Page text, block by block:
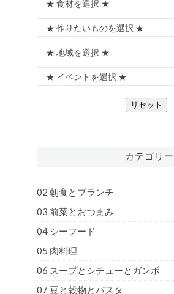
リセット
カテゴリー
02 朝食とブランチ
03 前菜とおつまみ
04 シーフード
05 肉料理
06 スープとシチューとガンボ
07 豆と穀物とパスタ